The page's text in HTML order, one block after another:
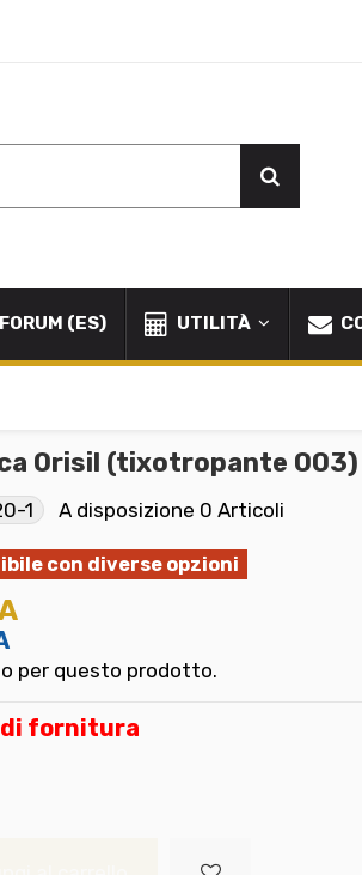
FORUM (ES) UTILITÀ
Orisil (tixotropante 003)
1 A disposizione 0 Articoli
con diverse opzioni
per questo prodotto.
fornitura